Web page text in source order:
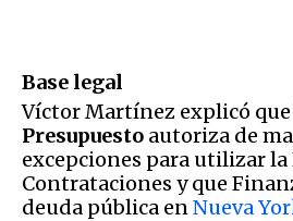
Base legal
Víctor Martínez explicó que
Presupuesto autoriza de
excepciones para utilizar la
Contrataciones y que
deuda pública en Nueva